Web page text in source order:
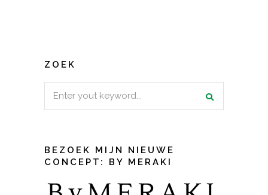
ZOEK
BEZOEK MIJN NIEUWE
CONCEPT: BY MERAKI